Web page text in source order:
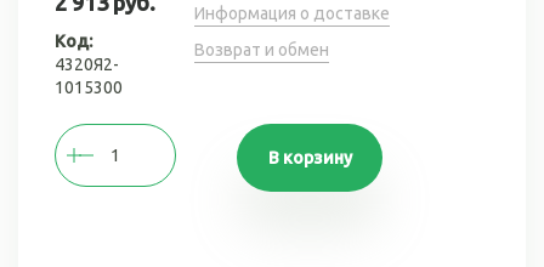
Код:
4320Я2-
1015300
Информация о доставке
Возврат и обмен
В корзину